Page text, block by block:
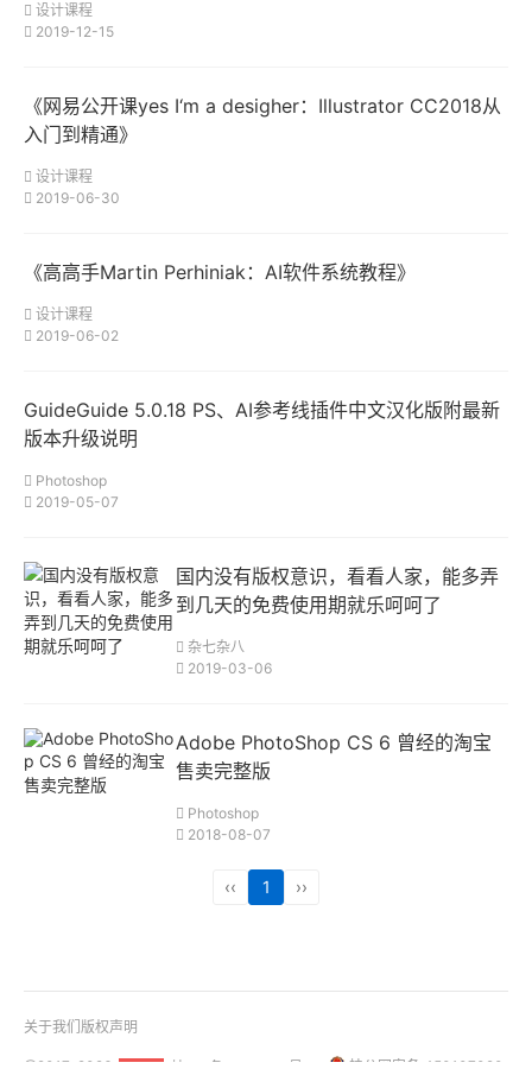
设计课程
2019-12-15
《网易公开课yes I‘m a desigher：Illustrator CC2018从
入门到精通》
设计课程
2019-06-30
《高高手Martin Perhiniak：AI软件系统教程》
设计课程
2019-06-02
GuideGuide 5.0.18 PS、AI参考线插件中文汉化版附最新
版本升级说明
Photoshop
2019-05-07
国内没有版权意识，看看人家，能多弄
到几天的免费使用期就乐呵呵了
杂七杂八
2019-03-06
Adobe PhotoShop CS 6 曾经的淘宝
售卖完整版
Photoshop
2018-08-07
‹‹ 1 ››
关于我们 版权声明
@2017-2026 桂ICP备18001158号-1
桂公网安备 450107020